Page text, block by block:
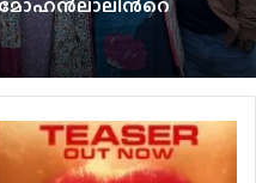
ജൂഡ്
ജോജുവും,
റിലീസ്